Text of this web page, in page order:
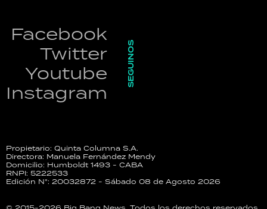
Facebook
Twitter
Youtube
Instagram
SEGUINOS
Propietario: Quinta Columna S.A.
Directora: Manuela Fernández Mendy
Domicilio: Humboldt 1493 - CABA
RNPI: 5222533
Edición N°: 20032872 - Sábado 08 de Agosto 2026